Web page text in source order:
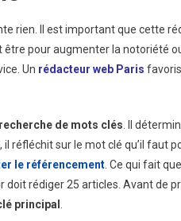
rien. Il est important que cette
pour augmenter la notoriété
Un rédacteur web Paris
recherche de mots clés . Il
, il réfléchit sur le mot clé qu’il faut
le référencement . Ce qui fait
rédiger 25 articles. Avant de
principal